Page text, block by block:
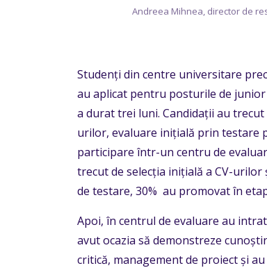
Andreea Mihnea, director de
Studenți din centre universitare
au aplicat pentru posturile de
a durat trei luni. Candidații au
urilor, evaluare inițială prin testare
participare într-un centru de
trecut de selecția inițială a CV-
de testare, 30% au promovat în
Apoi, în centrul de evaluare au
avut ocazia să demonstreze
critică, management de proiect și